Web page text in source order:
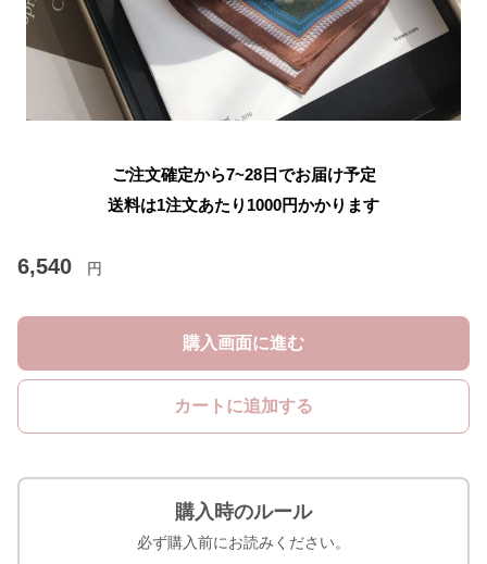
ご注文確定から7~28日でお届け予定
送料は1注文あたり 1000円かかります
6,540 円
購入画面に進む
カートに追加する
購入時のルール
必ず購入前にお読みください。